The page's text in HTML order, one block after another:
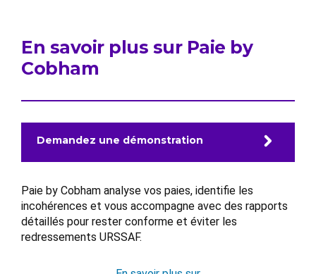
En savoir plus sur Paie by
Cobham
Demandez une démonstration
Paie by Cobham analyse vos paies, identifie les
incohérences et vous accompagne avec des rapports
détaillés pour rester conforme et éviter les
redressements URSSAF.